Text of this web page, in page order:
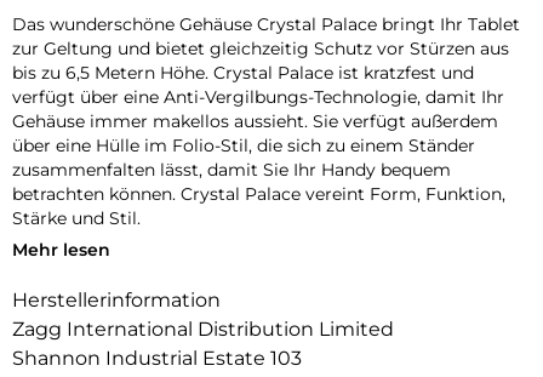
Das wunderschöne Gehäuse Crystal Palace bringt Ihr Tablet
zur Geltung und bietet gleichzeitig Schutz vor Stürzen aus
bis zu 6,5 Metern Höhe. Crystal Palace ist kratzfest und
verfügt über eine Anti-Vergilbungs-Technologie, damit Ihr
Gehäuse immer makellos aussieht. Sie verfügt außerdem
über eine Hülle im Folio-Stil, die sich zu einem Ständer
zusammenfalten lässt, damit Sie Ihr Handy bequem
betrachten können. Crystal Palace vereint Form, Funktion,
Stärke und Stil.
Fallresistent bis zu 2 Metern: Crystal Palace mit Folio wurde
Stürzen bis zu 2 Metern schützt.
Gestärkt mit Graphene: Graphene ist härter als ein Diamant,
Mehr lesen
Herstellerinformation
Zagg International Distribution Limited
Shannon Industrial Estate 103